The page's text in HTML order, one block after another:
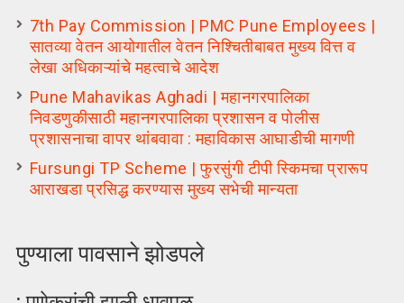
7th Pay Commission | PMC Pune Employees |
सातव्या वेतन आयोगातील वेतन निश्चितीबाबत मुख्य वित्त व
लेखा अधिकाऱ्यांचे महत्वाचे आदेश
Pune Mahavikas Aghadi | महानगरपालिका
निवडणुकीसाठी महानगरपालिका प्रशासन व पोलीस
प्रशासनाचा वापर थांबवावा : महाविकास आघाडीची मागणी
Fursungi TP Scheme | फुरसुंगी टीपी स्किमचा प्रारूप
आराखडा प्रसिद्ध करण्यास मुख्य सभेची मान्यता
पुण्याला पावसाने झोडपले